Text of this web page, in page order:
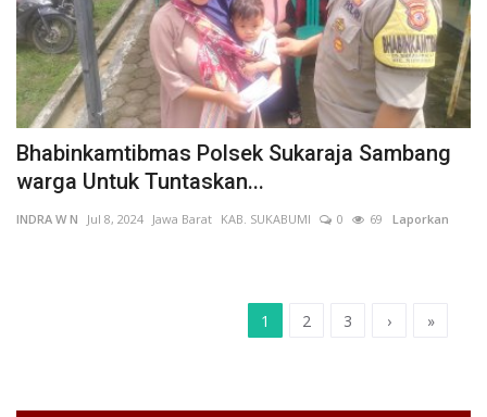
Bhabinkamtibmas Polsek Sukaraja Sambang
warga Untuk Tuntaskan...
INDRA W N Jul 8, 2024 Jawa Barat KAB. SUKABUMI 0 69 Laporkan
1 2 3 › »